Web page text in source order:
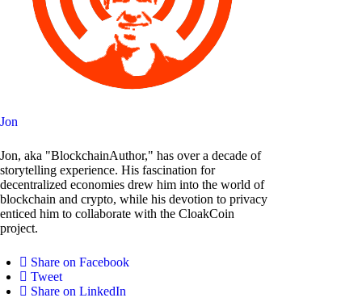
Jon
Jon, aka "BlockchainAuthor," has over a decade of
storytelling experience. His fascination for
decentralized economies drew him into the world of
blockchain and crypto, while his devotion to privacy
enticed him to collaborate with the CloakCoin
project.
Share on Facebook
Tweet
Share on LinkedIn